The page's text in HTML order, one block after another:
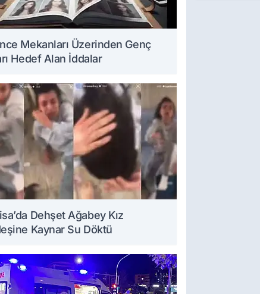
Mekanları Üzerinden Genç
Hedef Alan İddalar
Dehşet Ağabey Kız
Kaynar Su Döktü